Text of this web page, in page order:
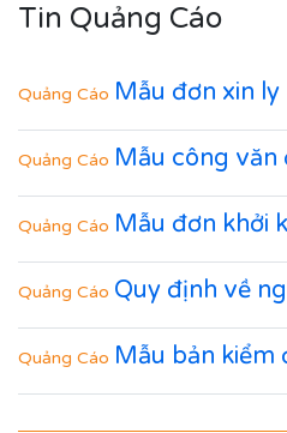
Tin Quảng Cáo
Quảng Cáo Mẫu đơn xin ly
Quảng Cáo Mẫu công văn
Quảng Cáo Mẫu đơn khởi
Quảng Cáo Quy định về
Quảng Cáo Mẫu bản kiểm